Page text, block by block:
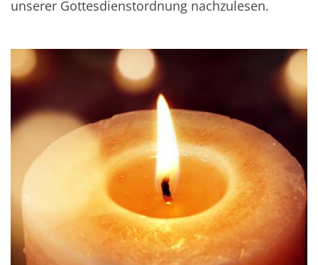
unserer Gottesdienstordnung nachzulesen.